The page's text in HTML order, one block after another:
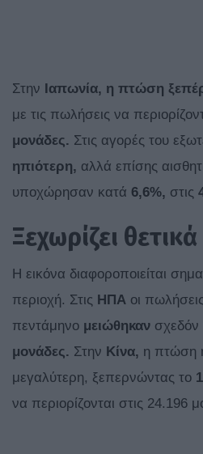
Στην Ιαπωνία, η πτώση
με τις πωλήσεις να
μονάδες. Στις αγορές του
ηπιότερη, αλλά επίσης
υποχώρησαν κατά 6,6%, στις
Ξεχωρίζει
Η εικόνα διαφοροποιείται
περιοχή. Στις ΗΠΑ οι
πεντάμηνο μειώθηκαν σχεδόν
μονάδες. Στην Κίνα, η πτώση
μεγαλύτερη, ξεπερνώντας το
να περιορίζονται στις 24.196